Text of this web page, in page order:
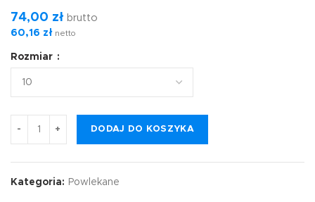
74,00 zł brutto
60,16 zł netto
Rozmiar
DODAJ DO KOSZYKA
Kategoria: Powlekane